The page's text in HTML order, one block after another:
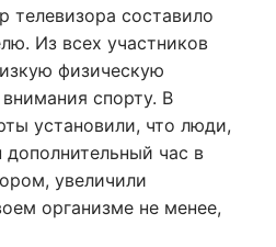
телевизора составило
Из всех участников
физическую
спорту. В
установили, что люди,
час в
увеличили
организме не менее,